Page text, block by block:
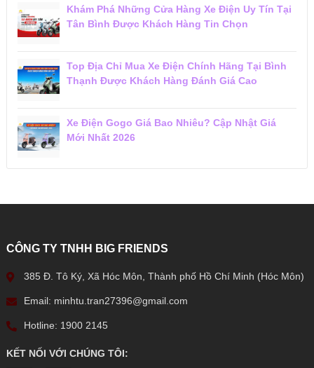
Khám Phá Những Cửa Hàng Xe Điện Uy Tín Tại
Tân Bình Được Khách Hàng Tin Chọn
Top Địa Chỉ Mua Xe Điện Chính Hãng Tại Bình
Thạnh Được Khách Hàng Đánh Giá Cao
Xe Điện Gogo Giá Bao Nhiêu? Cập Nhật Giá
Mới Nhất 2026
CÔNG TY TNHH BIG FRIENDS
385 Đ. Tô Ký, Xã Hóc Môn, Thành phố Hồ Chí Minh (Hóc Môn)
Email: minhtu.tran27396@gmail.com
Hotline: 1900 2145
KẾT NỐI VỚI CHÚNG TÔI: